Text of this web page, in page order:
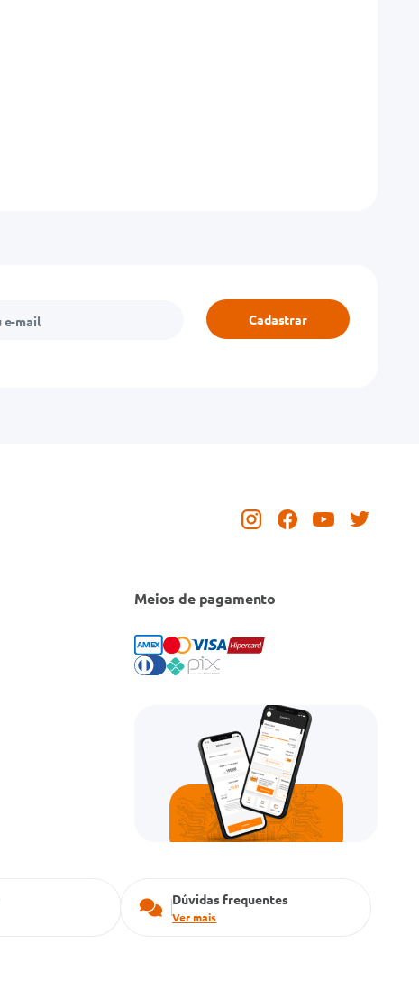
Cadastrar
Meios de pagamento
Dúvidas frequentes
Ver mais